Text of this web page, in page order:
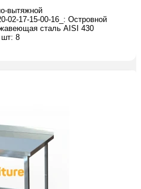
вытяжной
02-17-15-00-16_: Островной
сталь AISI 430
шт: 8